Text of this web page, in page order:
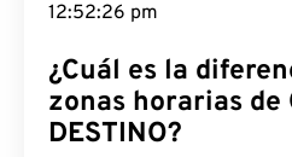
12:52:27 pm
¿Cuál es la
zonas horarias de
DESTINO?